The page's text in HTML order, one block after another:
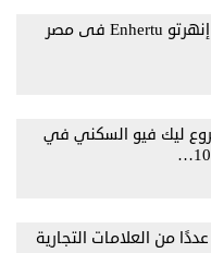
أسترازينيكا تطلق دواء إنهرتو Enhertu فى مصر
ليك فيو السكني في
من العلامات التجارية